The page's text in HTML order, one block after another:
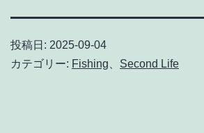
投稿日: 2025-09-04
カテゴリー: Fishing Second Life